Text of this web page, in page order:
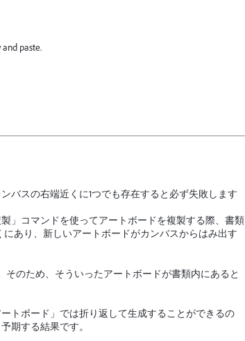
paste.
バスの右端近くに1つでも存在すると必ず失敗します
」コマンドを使ってアートボードを複製する際、書類
あり、新しいアートボードがカンバスからはみ出す
のため、そういったアートボードが書類内にあると
トボード」では折り返して生成することができるの
期する結果です。